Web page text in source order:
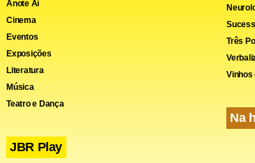
os nove", ressaltou.
Anote Aí
Cinema
Eventos
Exposições
Literatura
Música
Teatro e Dança
JBR Play
Três
Vinhos
Na